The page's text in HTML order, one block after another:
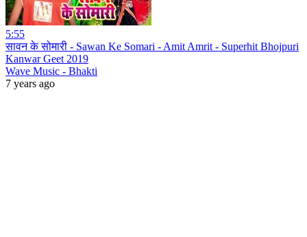
5:55
सावन के सोमारी - Sawan Ke Somari - Amit Amrit - Superhit Bhojpuri
Kanwar Geet 2019
Wave Music - Bhakti
7 years ago